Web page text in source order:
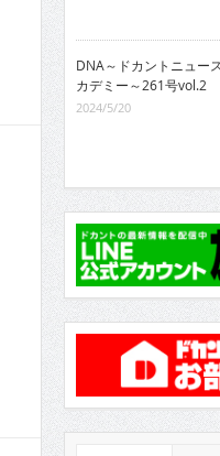
DNA～ドカントニュー
カデミー～261号vol.2
2024/5/20